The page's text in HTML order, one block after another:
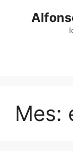
Mes: